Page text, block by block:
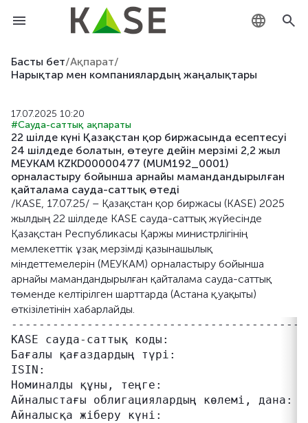
Басты бет/Ақпарат/
Нарықтар мен компаниялардың жаңалықтары
17.07.2025 10:20
#Сауда-саттық ақпараты
22 шілде күні Қазақстан қор биржасында есептесуі
24 шілдеде болатын, өтеуге дейін мерзімі 2,2 жыл
МЕУКАМ KZKD00000477 (MUM192_0001)
орналастыру бойынша арнайы мамандандырылған
қайталама сауда-саттық өтеді
/KASE, 17.07.25/ – Қазақстан қор биржасы (KASE) 2025
жылдың 22 шілдеде KASE сауда-саттық жүйесінде
Қазақстан Республикасы Қаржы министрлігінің
мемлекеттік ұзақ мерзімді қазынашылық
міндеттемелерін (МЕУКАМ) орналастыру бойынша
арнайы мамандандырылған қайталама сауда-саттық
төменде келтірілген шарттарда (Астана қ.уақыты)
өткізілетінін хабарлайды.
KASE сауда-саттық коды:
Бағалы қағаздардың түрі:
ISIN:
Номиналды құны, теңге:
Айналыстағы облигациялардың көлемі,
Айналысқа жіберу күні: